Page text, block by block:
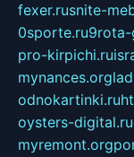
fexer.rusnite-
0sporte.ru9rota-
pro-kirpichi.ru
mynances.org
odnokartinki.ru
oysters-digital.ru
myremont.org